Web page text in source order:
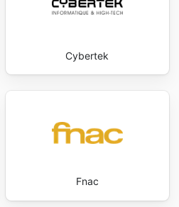
Cybertek
Fnac